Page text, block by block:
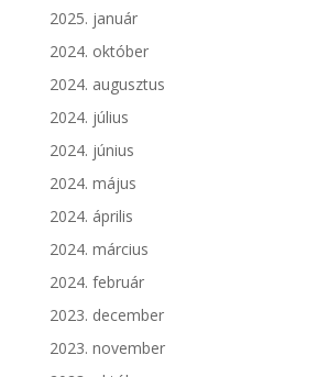
2025. január
2024. október
2024. augusztus
2024. július
2024. június
2024. május
2024. április
2024. március
2024. február
2023. december
2023. november